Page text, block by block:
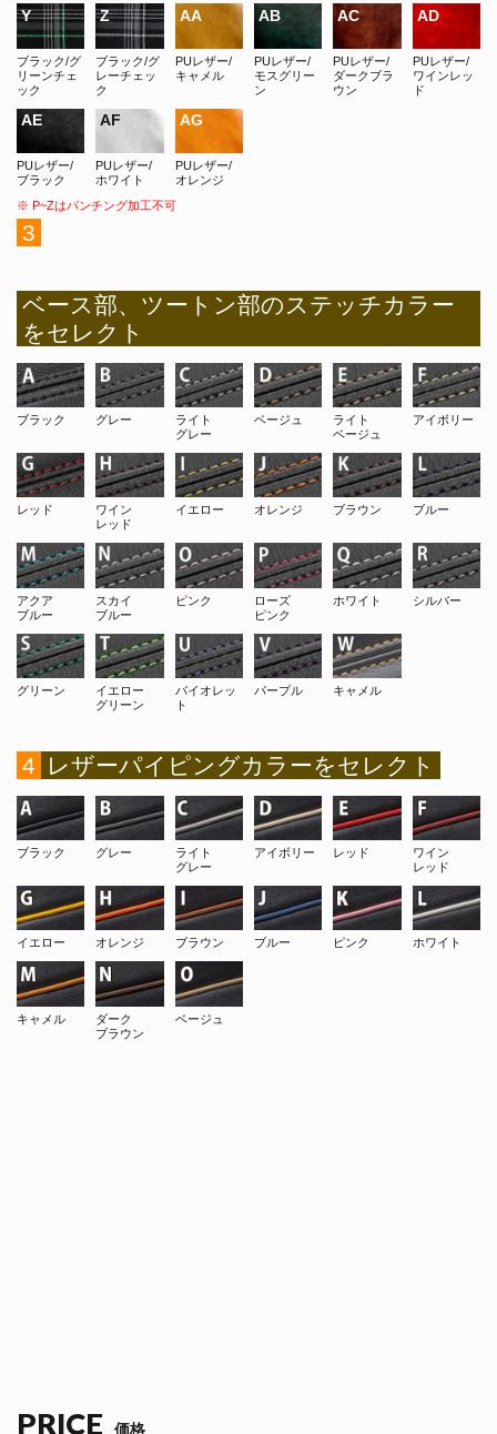
ブラック/グ
リーンチェ
ック
ブラック/グ
レーチェッ
ク
PUレザー/
キャメル
PUレザー/
モスグリー
ン
PUレザー/
ダークブラ
ウン
PUレザー/
ワインレッ
ド
PUレザー/
ブラック
PUレザー/
ホワイト
PUレザー/
オレンジ
※ P~Zはパンチング加工不可
3
ベース部、ツートン部のステッチカラー
をセレクト
ブラック グレー
ライト
グレー
ベージュ
ライト
ベージュ
アイボリー
レッド
ワイン
レッド
イエロー オレンジ ブラウン ブルー
アクア
ブルー
スカイ
ブルー
ピンク
ローズ
ピンク
ホワイト シルバー
グリーン
イエロー
グリーン
バイオレッ
ト
パープル キャメル
4 レザーパイピングカラーをセレクト
ブラック グレー
ライト
グレー
アイボリー レッド
ワイン
レッド
イエロー オレンジ ブラウン ブルー ピンク ホワイト
キャメル
ダーク
ブラウン
ベージュ
PRICE 価格